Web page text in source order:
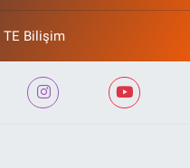
TE Bilişim